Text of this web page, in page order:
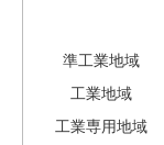
準工業地域
工業地域
工業専用地域